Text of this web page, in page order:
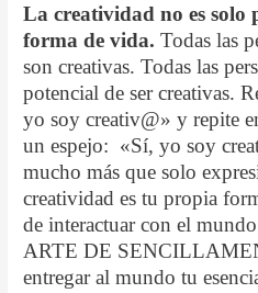
La creatividad no es solo
forma de vida. Todas las
son creativas. Todas las
potencial de ser creativas.
yo soy creativ@» y repite
un espejo: «Sí, yo soy
mucho más que solo
creatividad es tu propia
de interactuar con el
ARTE DE
entregar al mundo tu